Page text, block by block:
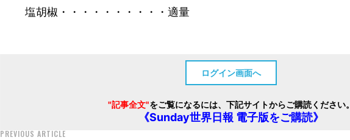
塩胡椒・・・・・・・・・・適量
ログイン画面へ
"記事全文"をご覧になるには、下記サイトからご購読ください。
《Sunday世界日報 電子版をご購読》
PREVIOUS ARTICLE